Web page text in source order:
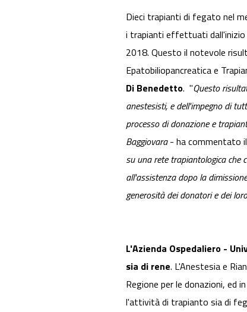
Dieci trapianti di fegato nel
i trapianti effettuati dall'inizio
2018. Questo il notevole
Epatobiliopancreatica e
Di Benedetto. "Questo
anestesisti, e dell'impegno di
processo di donazione e
Baggiovara- ha commentato
su una rete trapiantologica che
all'assistenza dopo la
generosità dei donatori e dei
L'Azienda Ospedaliero -
sia di rene. L'Anestesia e
Regione per le donazioni, ed
l'attività di trapianto sia di